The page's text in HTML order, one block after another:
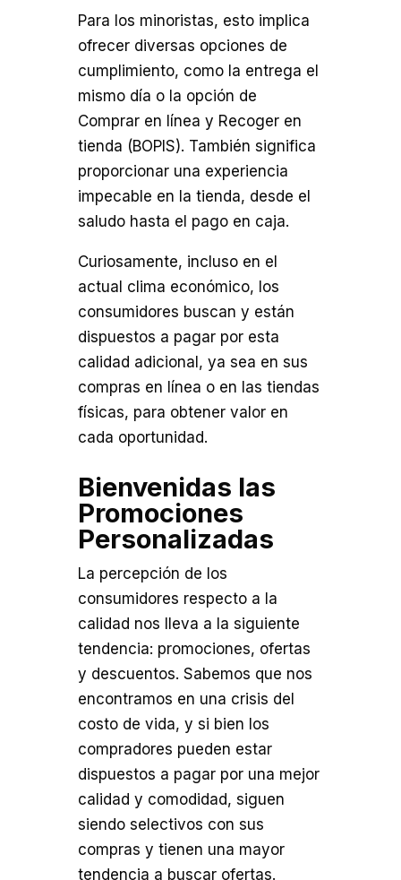
Para los minoristas, esto implica
ofrecer diversas opciones de
cumplimiento, como la entrega el
mismo día o la opción de
Comprar en línea y Recoger en
tienda (BOPIS). También significa
proporcionar una experiencia
impecable en la tienda, desde el
saludo hasta el pago en caja.
Curiosamente, incluso en el
actual clima económico, los
consumidores buscan y están
dispuestos a pagar por esta
calidad adicional, ya sea en sus
compras en línea o en las tiendas
físicas, para obtener valor en
cada oportunidad.
Bienvenidas las
Promociones
Personalizadas
La percepción de los
consumidores respecto a la
calidad nos lleva a la siguiente
tendencia: promociones, ofertas
y descuentos. Sabemos que nos
encontramos en una crisis del
costo de vida, y si bien los
compradores pueden estar
dispuestos a pagar por una mejor
calidad y comodidad, siguen
siendo selectivos con sus
compras y tienen una mayor
tendencia a buscar ofertas.